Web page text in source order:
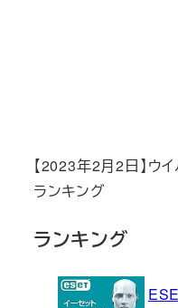
【2023年2月2日】ウ
ランキング
ランキング